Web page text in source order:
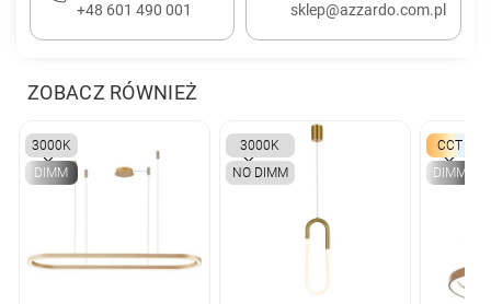
+48 601 490 001
sklep@azzardo.com.pl
ZOBACZ RÓWNIEŻ
3000K
DIMM
3000K
NO DIMM
CCT
DIMM